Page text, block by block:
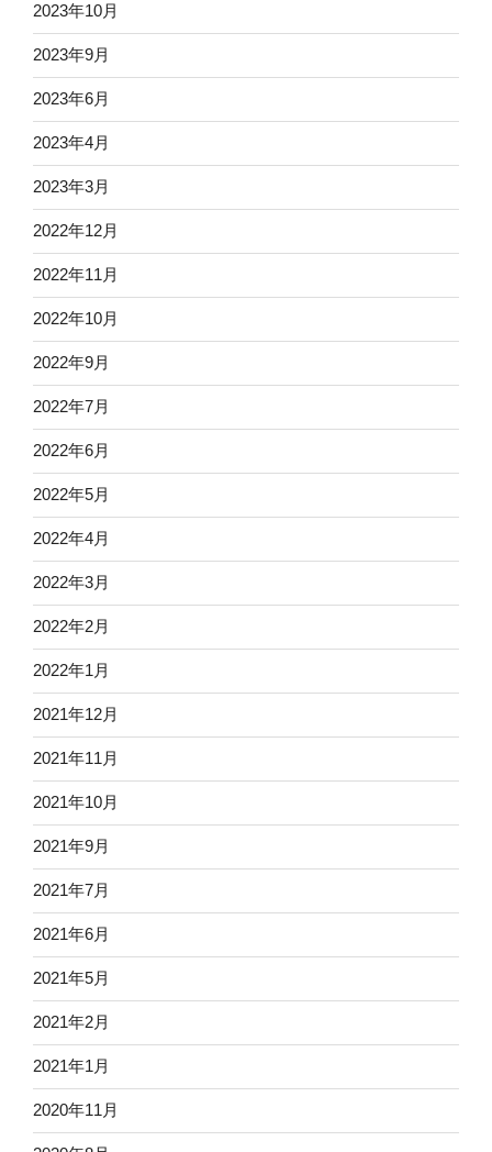
2023年10月
2023年9月
2023年6月
2023年4月
2023年3月
2022年12月
2022年11月
2022年10月
2022年9月
2022年7月
2022年6月
2022年5月
2022年4月
2022年3月
2022年2月
2022年1月
2021年12月
2021年11月
2021年10月
2021年9月
2021年7月
2021年6月
2021年5月
2021年2月
2021年1月
2020年11月